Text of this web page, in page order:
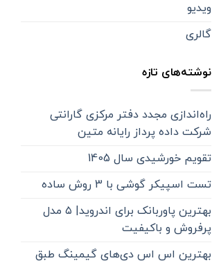
ویدیو
گالری
نوشته‌های تازه
راه‌اندازی مجدد دفتر مرکزی گارانتی
شرکت داده پرداز رایانه متین
تقویم خورشیدی سال 1405
تست اسپیکر گوشی با 3 روش ساده
بهترین پاوربانک برای اندروید| ۵ مدل
پرفروش و باکیفیت
بهترین اس اس دی‌های گیمینگ طبق